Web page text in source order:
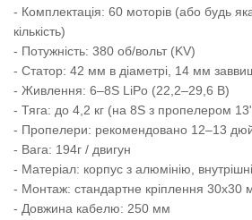
- Комплектація: 60 моторів (або будь
кількість)
- Потужність: 380 об/вольт (KV)
- Статор: 42 мм в діаметрі, 14 мм
- Живлення: 6–8S LiPo (22,2–29,6 В)
- Тяга: до 4,2 кг (на 8S з пропелером
- Пропелери: рекомендовано 12–13
- Вага: 194г / двигун
- Матеріал: корпус з алюмінію,
- Монтаж: стандартне кріплення 30x30
- Довжина кабелю: 250 мм